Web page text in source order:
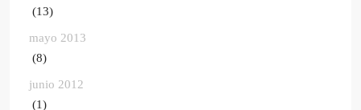
(13)
mayo 2013
(8)
junio 2012
(1)